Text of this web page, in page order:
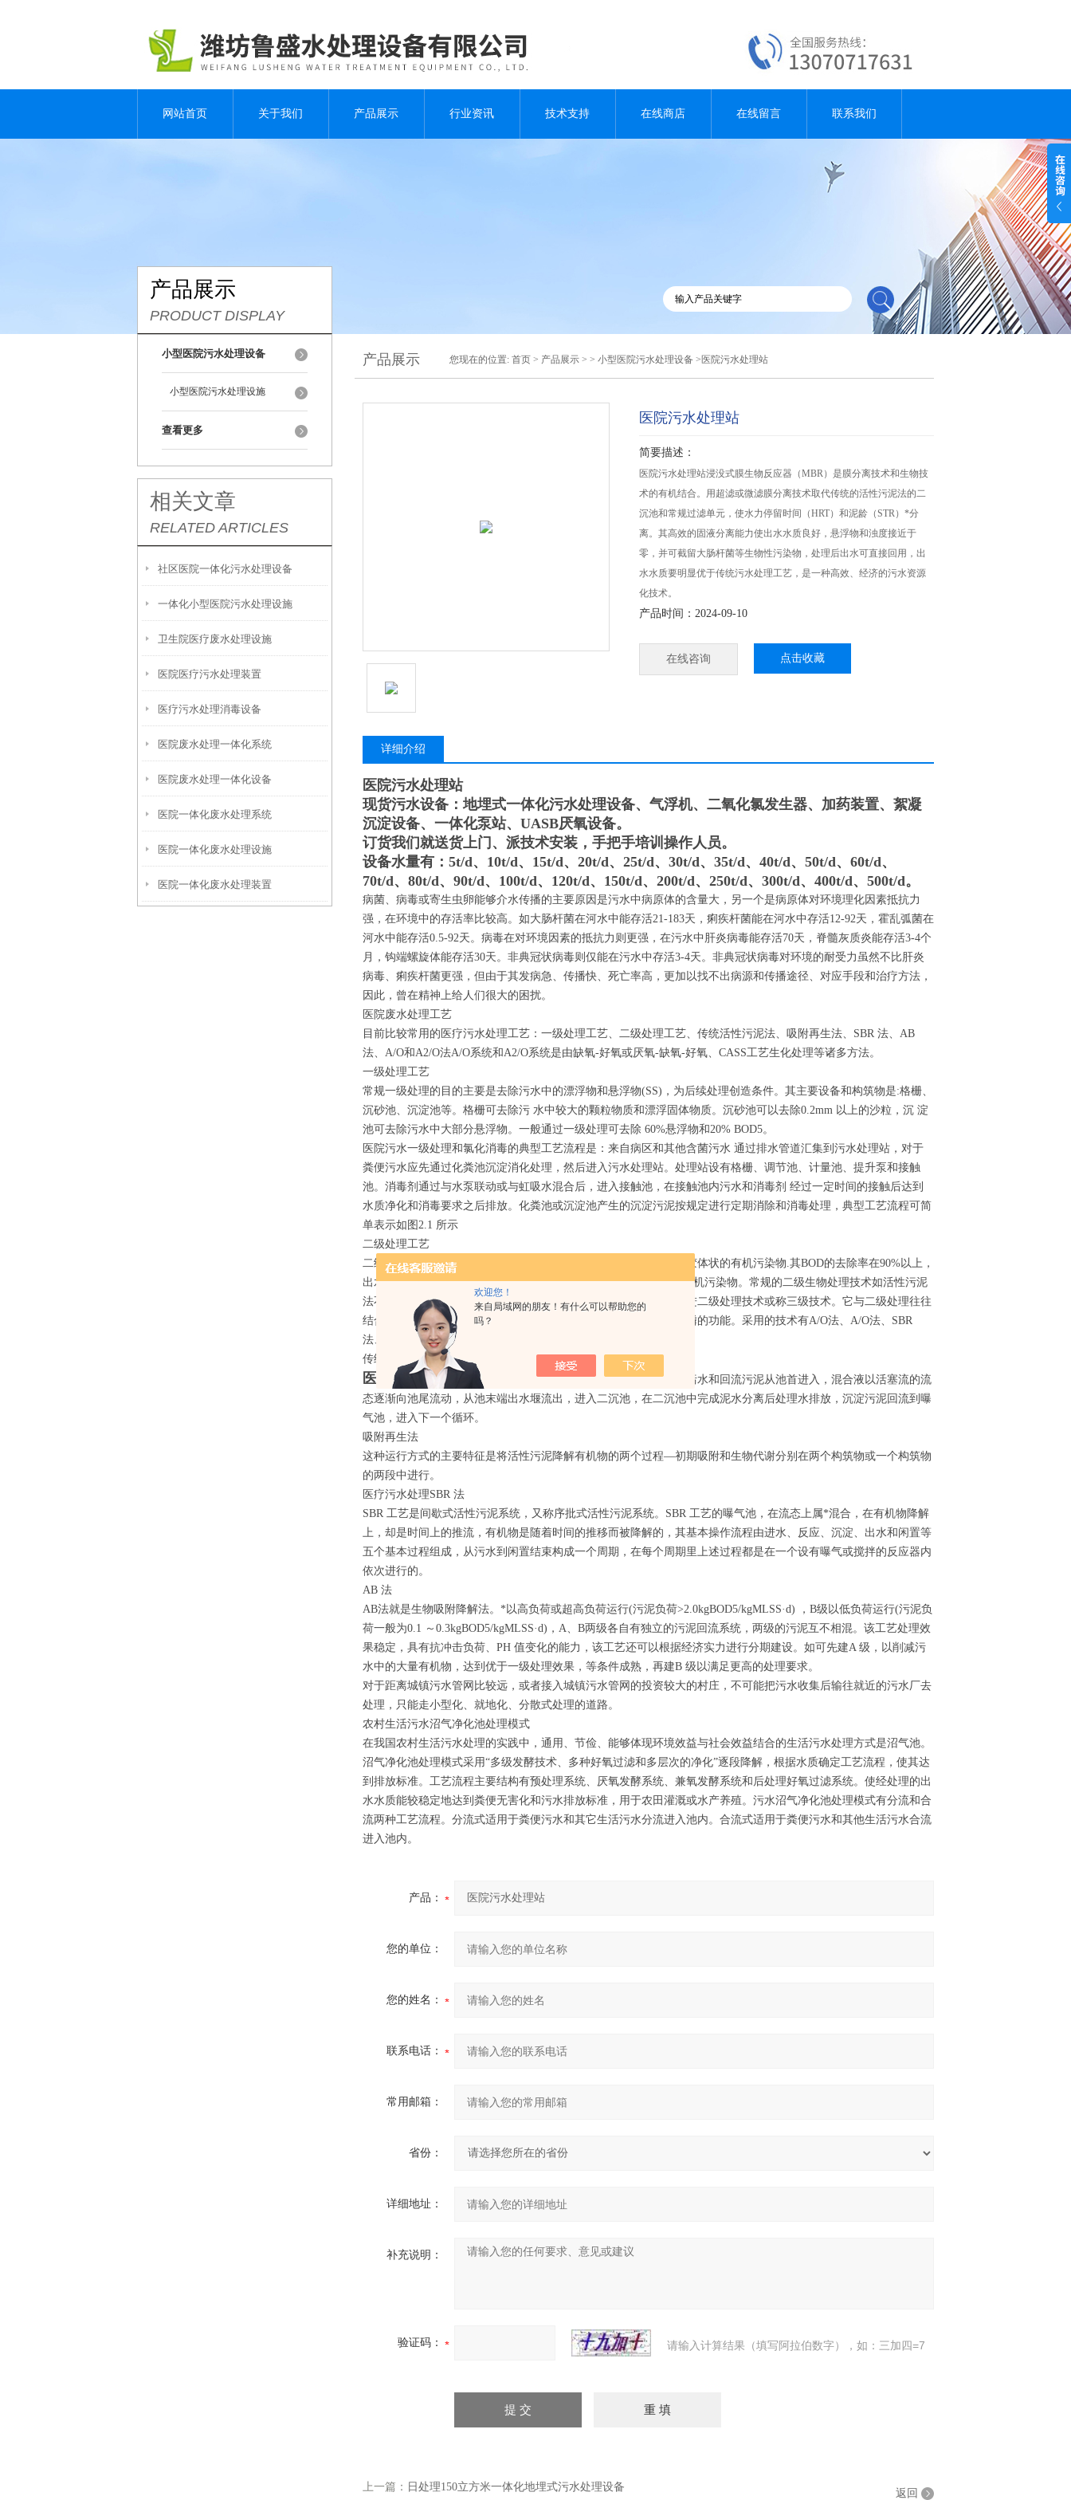
欢迎您！
来自局域网的朋友！有什么可以帮助您的
吗？
网站首页 关于我们 产品展示 行业资讯 技术支持 在线商店 在线留言 联系我们
产品展示
PRODUCT DISPLAY
小型医院污水处理设备
小型医院污水处理设施
查看更多
相关文章
RELATED ARTICLES
社区医院一体化污水处理设备
一体化小型医院污水处理设施
卫生院医疗废水处理设施
医院医疗污水处理装置
医疗污水处理消毒设备
医院废水处理一体化系统
医院废水处理一体化设备
医院一体化废水处理系统
医院一体化废水处理设施
医院一体化废水处理装置
产品展示 您现在的位置: 首页 > 产品展示 > > 小型医院污水处理设备 >医院污水处理站
医院污水处理站
简要描述：
医院污水处理站浸没式膜生物反应器（MBR）是膜分离技术和生物技
术的有机结合。用超滤或微滤膜分离技术取代传统的活性污泥法的二
沉池和常规过滤单元，使水力停留时间（HRT）和泥龄（STR）*分
离。其高效的固液分离能力使出水水质良好，悬浮物和浊度接近于
零，并可截留大肠杆菌等生物性污染物，处理后出水可直接回用，出
水水质要明显优于传统污水处理工艺，是一种高效、经济的污水资源
化技术。
产品时间：2024-09-10
在线咨询 点击收藏
详细介绍
医院污水处理站
现货污水设备：地埋式一体化污水处理设备、气浮机、二氧化氯发生器、加药装置、絮凝
沉淀设备、一体化泵站、UASB厌氧设备。
订货我们就送货上门、派技术安装，手把手培训操作人员。
设备水量有：5t/d、10t/d、15t/d、20t/d、25t/d、30t/d、35t/d、40t/d、50t/d、60t/d、
70t/d、80t/d、90t/d、100t/d、120t/d、150t/d、200t/d、250t/d、300t/d、400t/d、500t/d。
病菌、病毒或寄生虫卵能够介水传播的主要原因是污水中病原体的含量大，另一个是病原体对环境理化因素抵抗力
强，在环境中的存活率比较高。如大肠杆菌在河水中能存活21-183天，痢疾杆菌能在河水中存活12-92天，霍乱弧菌在
河水中能存活0.5-92天。病毒在对环境因素的抵抗力则更强，在污水中肝炎病毒能存活70天，脊髓灰质炎能存活3-4个
月，钩端螺旋体能存活30天。非典冠状病毒则仅能在污水中存活3-4天。非典冠状病毒对环境的耐受力虽然不比肝炎
病毒、痢疾杆菌更强，但由于其发病急、传播快、死亡率高，更加以找不出病源和传播途径、对应手段和治疗方法，
因此，曾在精神上给人们很大的困扰。
医院废水处理工艺
目前比较常用的医疗污水处理工艺：一级处理工艺、二级处理工艺、传统活性污泥法、吸附再生法、SBR 法、AB
法、A/O和A2/O法A/O系统和A2/O系统是由缺氧-好氧或厌氧-缺氧-好氧、CASS工艺生化处理等诸多方法。
一级处理工艺
常规一级处理的目的主要是去除污水中的漂浮物和悬浮物(SS)，为后续处理创造条件。其主要设备和构筑物是:格栅、
沉砂池、沉淀池等。格栅可去除污 水中较大的颗粒物质和漂浮固体物质。沉砂池可以去除0.2mm 以上的沙粒，沉 淀
池可去除污水中大部分悬浮物。一般通过一级处理可去除 60%悬浮物和20% BOD5。
医院污水一级处理和氯化消毒的典型工艺流程是：来自病区和其他含菌污水 通过排水管道汇集到污水处理站，对于
粪便污水应先通过化粪池沉淀消化处理，然后进入污水处理站。处理站设有格栅、调节池、计量池、提升泵和接触
池。消毒剂通过与水泵联动或与虹吸水混合后，进入接触池，在接触池内污水和消毒剂 经过一定时间的接触后达到
水质净化和消毒要求之后排放。化粪池或沉淀池产生的沉淀污泥按规定进行定期消除和消毒处理，典型工艺流程可简
单表示如图2.1 所示
二级处理工艺
二级处理主要是指生物处理。生物处理可以去除污水中溶解的和呈胶体状的有机污染物.其BOD的去除率在90%以上，
出水的BOD可降至30mg/L以下，同时还可以去除 COD、酚、氰等有机污染物。常规的二级生物处理技术如活性污泥
法不能去除水中的氮和磷。因此，国内外开发了生物脱氮除磷的改进二级处理技术或称三级技术。它与二级处理往往
结合使用，有时是对常规生物处理设施进行改造，使之具有脱氮除磷的功能。采用的技术有A/O法、A/O法、SBR
法、AB 法、氧化沟和生物膜法等。
传统活性污泥法
医院污水处理站
传统活性污泥系统多采用矩形廓道式曝气池，污水和回流污泥从池首进入，混合液以活塞流的流
态逐渐向池尾流动，从池末端出水堰流出，进入二沉池，在二沉池中完成泥水分离后处理水排放，沉淀污泥回流到曝
气池，进入下一个循环。
吸附再生法
这种运行方式的主要特征是将活性污泥降解有机物的两个过程—初期吸附和生物代谢分别在两个构筑物或一个构筑物
的两段中进行。
医疗污水处理SBR 法
SBR 工艺是间歇式活性污泥系统，又称序批式活性污泥系统。SBR 工艺的曝气池，在流态上属*混合，在有机物降解
上，却是时间上的推流，有机物是随着时间的推移而被降解的，其基本操作流程由进水、反应、沉淀、出水和闲置等
五个基本过程组成，从污水到闲置结束构成一个周期，在每个周期里上述过程都是在一个设有曝气或搅拌的反应器内
依次进行的。
AB 法
AB法就是生物吸附降解法。*以高负荷或超高负荷运行(污泥负荷>2.0kgBOD5/kgMLSS·d) ，B级以低负荷运行(污泥负
荷一般为0.1 ～0.3kgBOD5/kgMLSS·d)，A、B两级各自有独立的污泥回流系统，两级的污泥互不相混。该工艺处理效
果稳定，具有抗冲击负荷、PH 值变化的能力，该工艺还可以根据经济实力进行分期建设。如可先建A 级，以削减污
水中的大量有机物，达到优于一级处理效果，等条件成熟，再建B 级以满足更高的处理要求。
对于距离城镇污水管网比较远，或者接入城镇污水管网的投资较大的村庄，不可能把污水收集后输往就近的污水厂去
处理，只能走小型化、就地化、分散式处理的道路。
农村生活污水沼气净化池处理模式
在我国农村生活污水处理的实践中，通用、节俭、能够体现环境效益与社会效益结合的生活污水处理方式是沼气池。
沼气净化池处理模式采用“多级发酵技术、多种好氧过滤和多层次的净化”逐段降解，根据水质确定工艺流程，使其达
到排放标准。工艺流程主要结构有预处理系统、厌氧发酵系统、兼氧发酵系统和后处理好氧过滤系统。使经处理的出
水水质能较稳定地达到粪便无害化和污水排放标准，用于农田灌溉或水产养殖。污水沼气净化池处理模式有分流和合
流两种工艺流程。分流式适用于粪便污水和其它生活污水分流进入池内。合流式适用于粪便污水和其他生活污水合流
进入池内。
产品：
您的单位：
您的姓名：
联系电话：
常用邮箱：
省份：
详细地址：
补充说明：
验证码： 请输入计算结果（填写阿拉伯数字），如：三加四=7
上一篇： 日处理150立方米一体化地埋式污水处理设备
返回